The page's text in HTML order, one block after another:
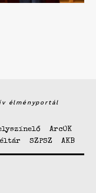
élményportál
ArcOK
SZPSZ AKB